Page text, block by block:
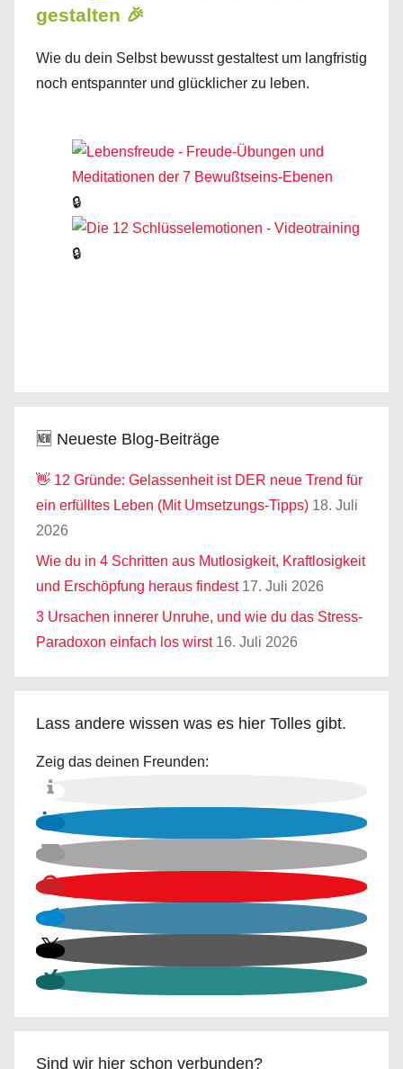
gestalten 🎉
Wie du dein Selbst bewusst gestaltest um langfristig
noch entspannter und glücklicher zu leben.
🔒
🔒
🆕 Neueste Blog-Beiträge
👋 12 Gründe: Gelassenheit ist DER neue Trend für
ein erfülltes Leben (Mit Umsetzungs-Tipps) 18. Juli
2026
Wie du in 4 Schritten aus Mutlosigkeit, Kraftlosigkeit
und Erschöpfung heraus findest 17. Juli 2026
3 Ursachen innerer Unruhe, und wie du das Stress-
Paradoxon einfach los wirst 16. Juli 2026
Lass andere wissen was es hier Tolles gibt.
Zeig das deinen Freunden:
Sind wir hier schon verbunden?